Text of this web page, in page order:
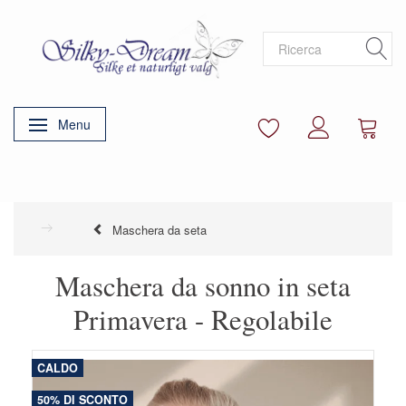
Attiva/disattiva navigazione
Menu
Maschera da seta
Maschera da sonno in seta
Primavera - Regolabile
CALDO
50% DI SCONTO